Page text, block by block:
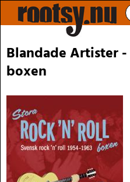
Blandade Artister
boxen